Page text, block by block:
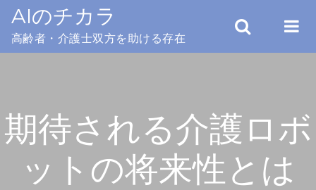
Skip
content
AIのチカラ
高齢者・介護士双方を助ける存在
期待される介護ロボ
ットの将来性とは